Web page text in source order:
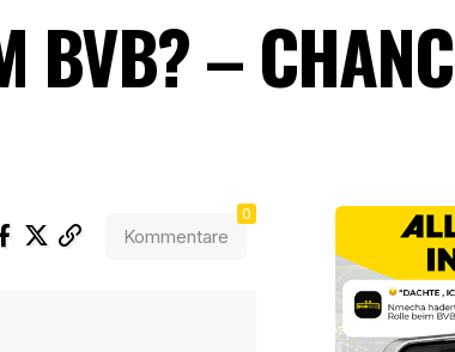
BVB? –
Kommentare
0